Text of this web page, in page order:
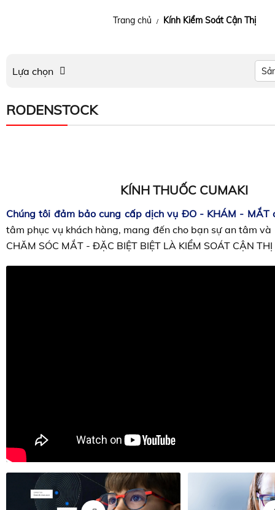
Trang chủ / Kính Kiểm Soát Cận Thị
Lựa chọn
RODENSTOCK
KÍNH THUỐC CUMAKI
Chúng tôi đảm bảo cung cấp dịch vụ ĐO - KHÁM - MẮT
tâm phục vụ khách hàng, mang đến cho bạn sự an tâm
CHĂM SÓC MẮT - ĐẶC BIỆT BIỆT LÀ KIỂM SOÁT CẬN THỊ